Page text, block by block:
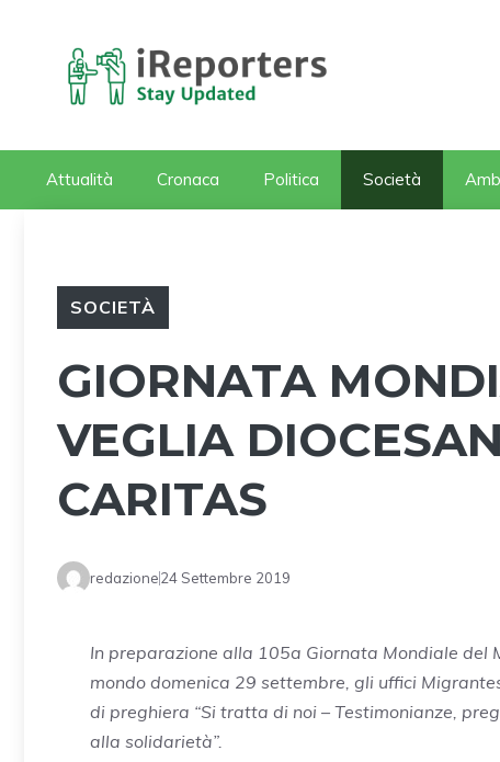
contenuto
Attualità Cronaca Politica Società
SOCIETÀ
GIORNATA
VEGLIA
CARITAS
redazione24 Settembre 2019
In preparazione alla 105a Giornata Mondiale
mondo domenica 29 settembre, gli uffici
di preghiera “Si tratta di noi – Testimonianze,
alla solidarietà”.